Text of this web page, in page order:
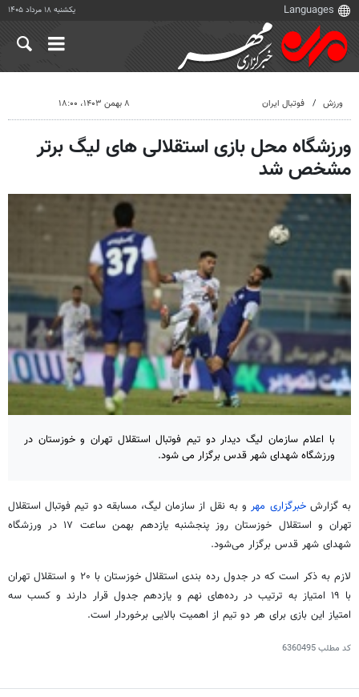
یکشنبه ۱۸ مرداد ۱۴۰۵
ورزش فوتبال ایران ۸ بهمن ۱۴۰۳، ۱۸:۰۰
ورزشگاه محل بازی استقلالی های لیگ برتر
مشخص شد
با اعلام سازمان لیگ دیدار دو تیم فوتبال استقلال تهران و خوزستان در
ورزشگاه شهدای شهر قدس برگزار می شود.
به گزارشخبرگزاری مهر و به نقل از سازمان لیگ، مسابقه دو تیم فوتبال استقلال
تهران و استقلال خوزستان روز پنجشنبه یازدهم بهمن ساعت ۱۷ در ورزشگاه
شهدای شهر قدس برگزار می‌شود.
لازم به ذکر است که در جدول رده بندی استقلال خوزستان با ۲۰ و استقلال تهران
با ۱۹ امتیاز به ترتیب در رده‌های نهم و یازدهم جدول قرار دارند و کسب سه
امتیاز این بازی برای هر دو تیم از اهمیت بالایی برخوردار است.
کد مطلب6360495